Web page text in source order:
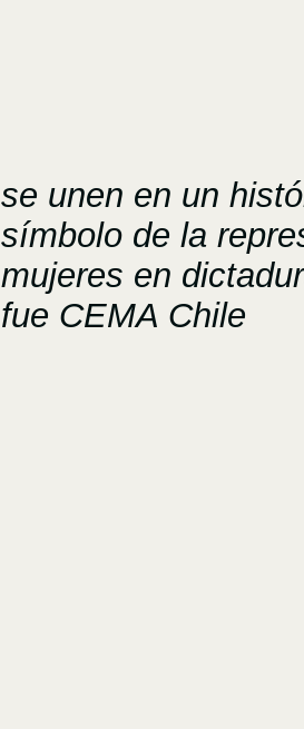
se unen en un
símbolo de la
mujeres en
fue CEMA Chile